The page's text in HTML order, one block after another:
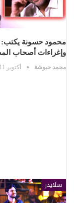
محمود حسونة يكتب:
وإغراءات أصحاب
محمد حبوشة أكتوبر 11, 2025
سلايدر